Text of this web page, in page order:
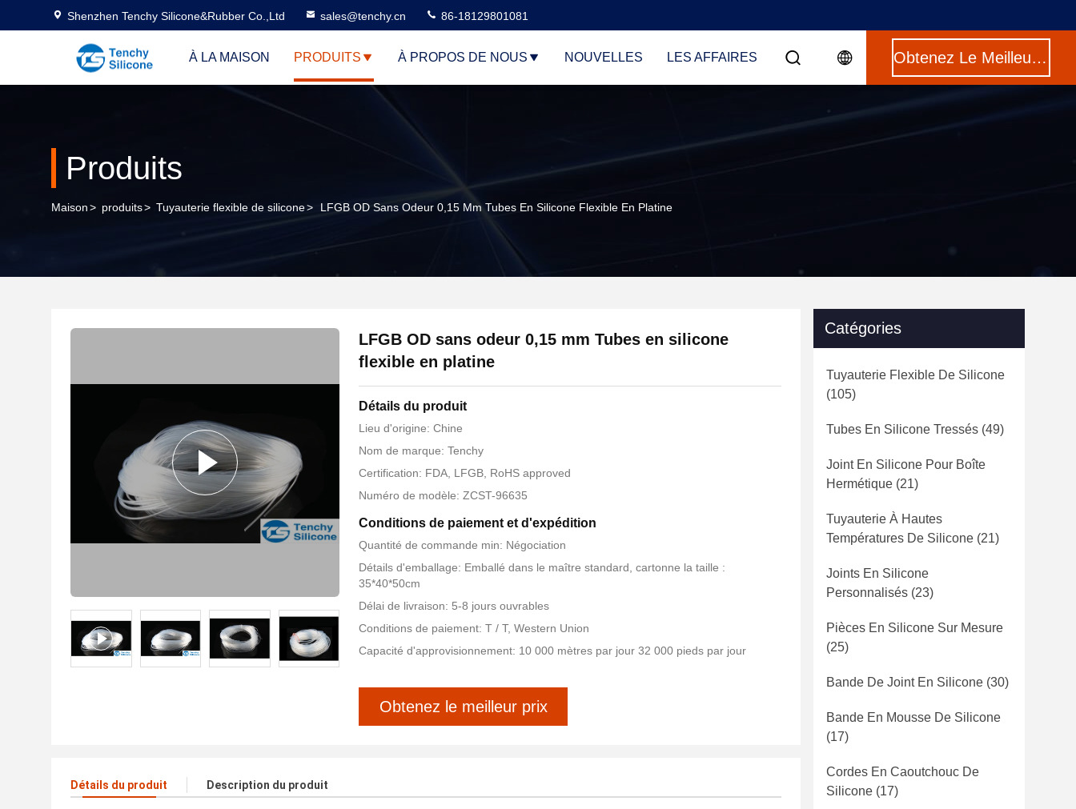
Shenzhen Tenchy Silicone&Rubber Co.,Ltd sales@tenchy.cn 86-18129801081
À LA MAISON PRODUITS À PROPOS DE NOUS NOUVELLES LES AFFAIRES Obtenez Le Meilleur Prix
Produits
Maison> produits> Tuyauterie flexible de silicone> LFGB OD Sans Odeur 0,15 Mm Tubes En Silicone Flexible En Platine
LFGB OD sans odeur 0,15 mm Tubes en silicone
flexible en platine
Détails du produit
Lieu d'origine: Chine
Nom de marque: Tenchy
Certification: FDA, LFGB, RoHS approved
Numéro de modèle: ZCST-96635
Conditions de paiement et d'expédition
Quantité de commande min: Négociation
Détails d'emballage: Emballé dans le maître standard, cartonne la taille :
35*40*50cm
Délai de livraison: 5-8 jours ouvrables
Conditions de paiement: T / T, Western Union
Capacité d'approvisionnement: 10 000 mètres par jour 32 000 pieds par jour
Obtenez le meilleur prix
Détails du produit Description du produit
Catégories
Tuyauterie Flexible De Silicone
(105)
Tubes En Silicone Tressés (49)
Joint En Silicone Pour Boîte
Hermétique (21)
Tuyauterie À Hautes
Températures De Silicone (21)
Joints En Silicone
Personnalisés (23)
Pièces En Silicone Sur Mesure
(25)
Bande De Joint En Silicone (30)
Bande En Mousse De Silicone
(17)
Cordes En Caoutchouc De
Silicone (17)